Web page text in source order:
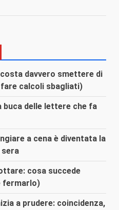
davvero smettere di
fare calcoli sbagliati)
buca delle lettere che fa
a cena è diventata la
cosa succede
fermarlo)
a prudere: coincidenza,